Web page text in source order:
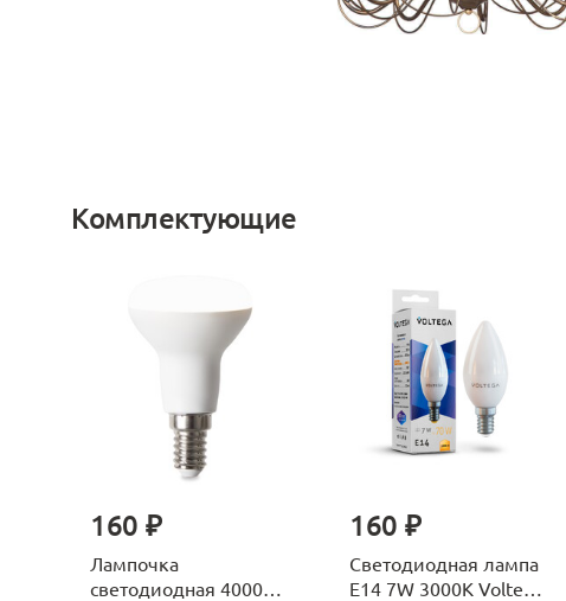
Комплектующие
160 ₽
Лампочка
светодиодная 4000К
160 ₽
Светодиодная лампа
E14 7W 3000K Voltega